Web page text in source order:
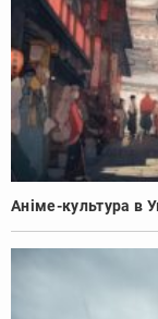
Аніме-культура в